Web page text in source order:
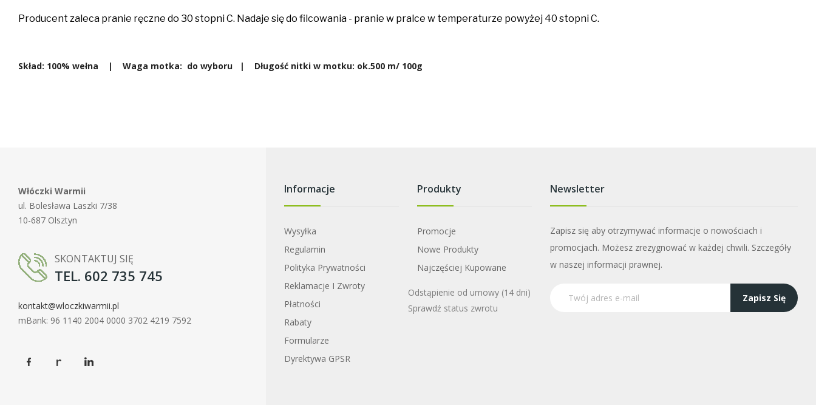
Producent zaleca pranie ręczne do 30 stopni C. Nadaje się do filcowania - pranie w pralce w temperaturze powyżej 40 stopni C.
Skład: 100% wełna | Waga motka: do wyboru | Długość nitki w motku: ok.500 m/ 100g
Włóczki Warmii
ul. Bolesława Laszki 7/38
10-687 Olsztyn
SKONTAKTUJ SIĘ
TEL. 602 735 745
kontakt@wloczkiwarmii.pl
mBank: 96 1140 2004 0000 3702 4219 7592
Informacje
Wysyłka
Regulamin
Polityka Prywatności
Reklamacje I Zwroty
Płatności
Rabaty
Formularze
Dyrektywa GPSR
Produkty
Promocje
Nowe Produkty
Najczęściej Kupowane
Odstąpienie od umowy (14 dni)
Sprawdź status zwrotu
Newsletter
Zapisz się aby otrzymywać informacje o nowościach i
promocjach. Możesz zrezygnować w każdej chwili. Szczegóły
w naszej informacji prawnej.
Zapisz Się